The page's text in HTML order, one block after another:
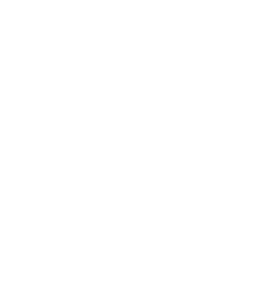
了承ください。
き作成されるも
御機器販売店・
ようお願いしま
にご登録され
」に記載されて
ず変更すること
下、フタル酸ジブチ
ない年数を意
要な手段を講じ
これらの製造装
、取り引きをい